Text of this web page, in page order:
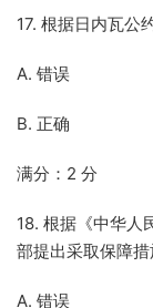
17. 根据日内瓦公
A. 错误
B. 正确
满分：2 分
18. 根据《中华人
部提出采取保障
A. 错误